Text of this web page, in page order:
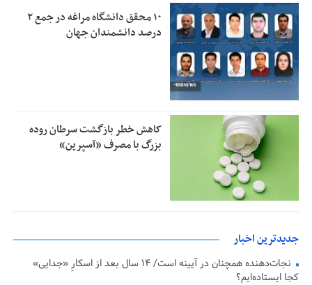
۱۰ محقق دانشگاه مراغه در جمع ۲
درصد دانشمندان جهان
کاهش خطر بازگشت سرطان روده
بزرگ با مصرف «آسپرین»
جدیدترین اخبار
نجات‌دهنده‌ همچنان در آیینه است/ ۱۴ سال بعد از اسکارِ «جدایی»
کجا ایستاده‌ایم؟